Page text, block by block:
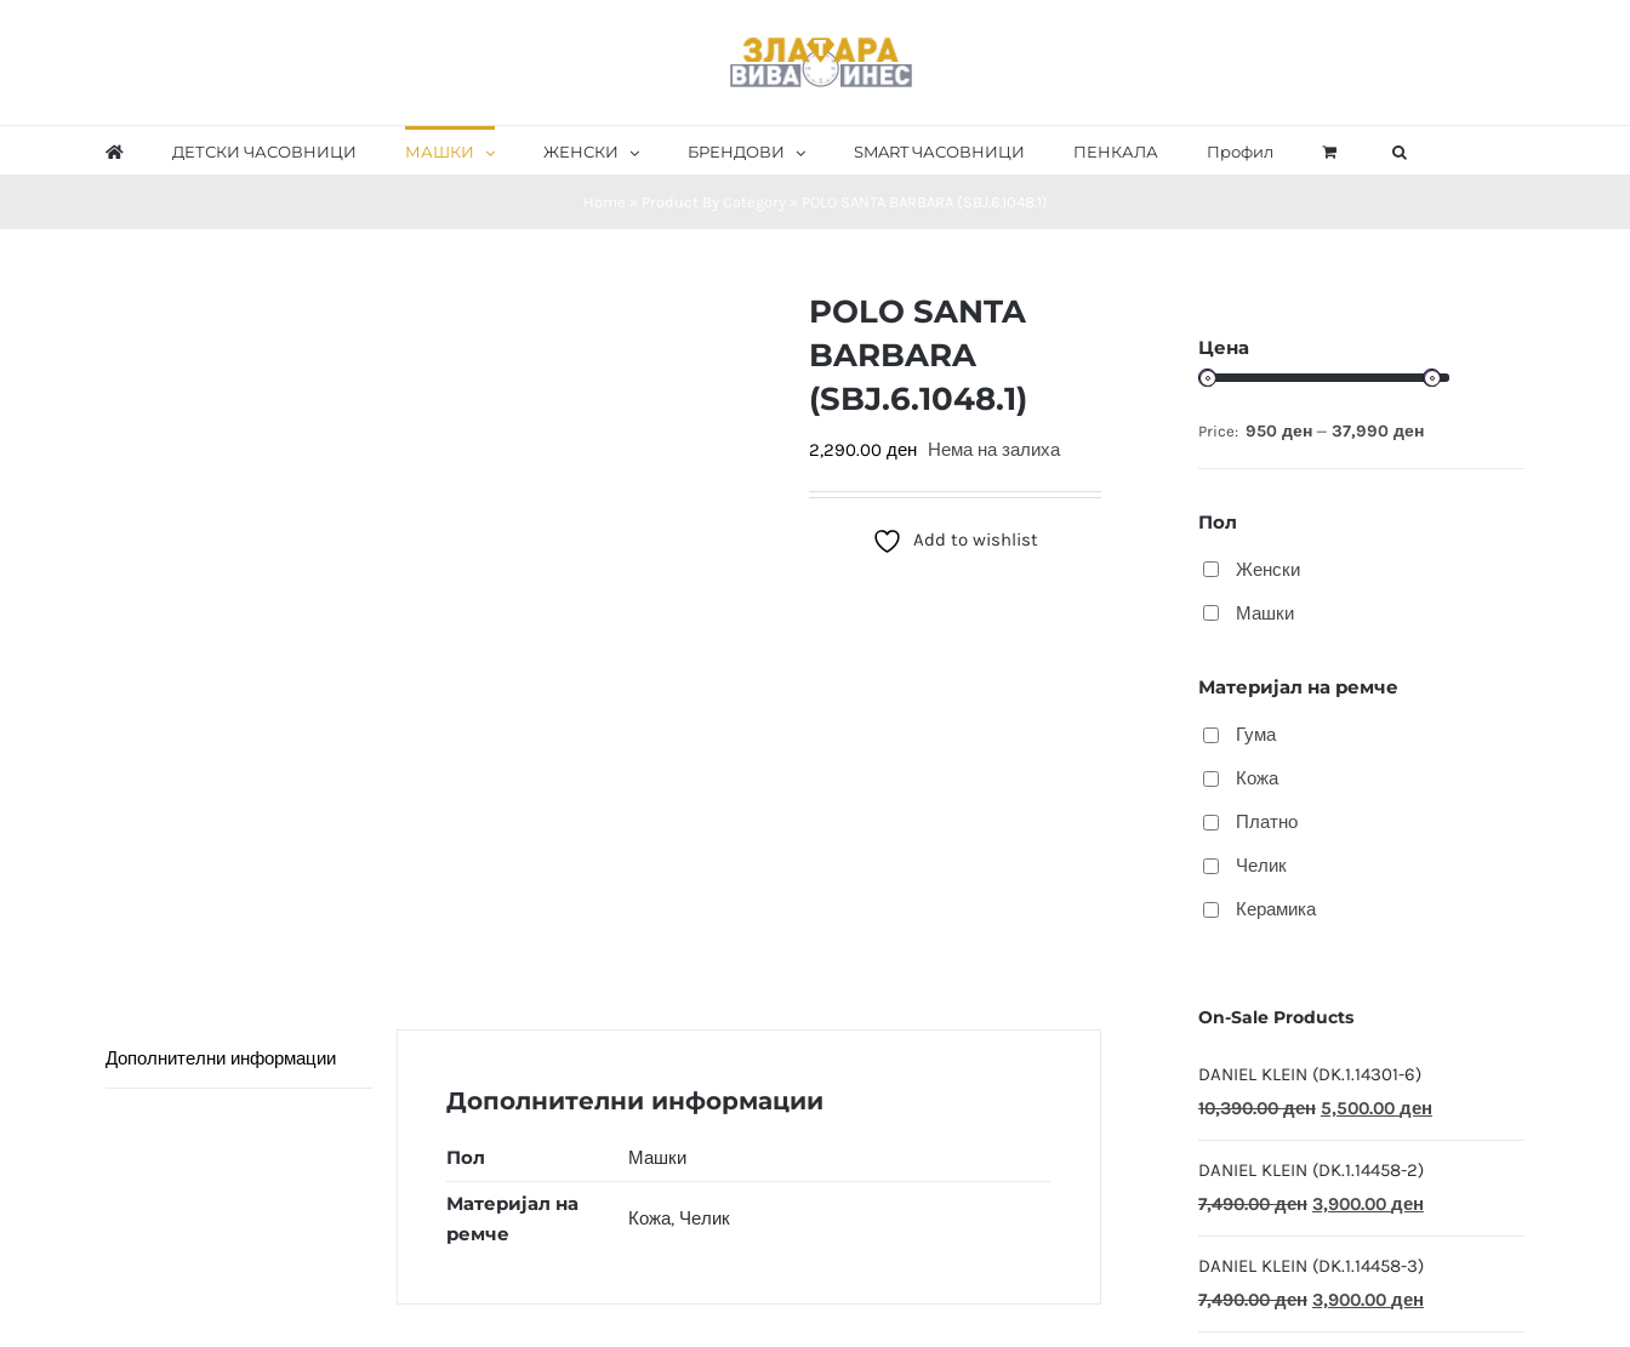
ДЕТСКИ ЧАСОВНИЦИ МАШКИ ЖЕНСКИ БРЕНДОВИ SMART ЧАСОВНИЦИ ПЕНКАЛА Профил
POLO SANTA
BARBARA
(SBJ.6.1048.1)
2,290.00 ден Нема на залиха
Add to wishlist
Дополнителни информации
Дополнителни информации
Пол Машки
Материјал на
ремче
Кожа, Челик
Цена
Price: 950 ден— 37,990 ден
Пол
Женски
Машки
Материјал на ремче
Гума
Кожа
Платно
Челик
Керамика
On-Sale Products
DANIEL KLEIN (DK.1.14301-6)
10,390.00ден Original
was:
10,390.00 ден.
5,500.00 денCurrent
DANIEL KLEIN (DK.1.14458-2)
7,490.00ден Original
was:
7,490.00 ден.
3,900.00 денCurrent
is:
3,900.00 ден.
DANIEL KLEIN (DK.1.14458-3)
7,490.00ден Original
3,900.00 денCurrent